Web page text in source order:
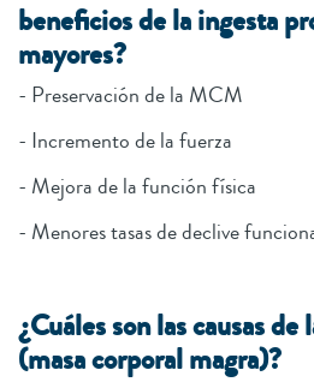
beneficios de la ingesta
mayores?
- Preservación de la MCM
- Incremento de la fuerza
- Mejora de la función física
- Menores tasas de declive
¿Cuáles son las causas
(masa corporal magra)?